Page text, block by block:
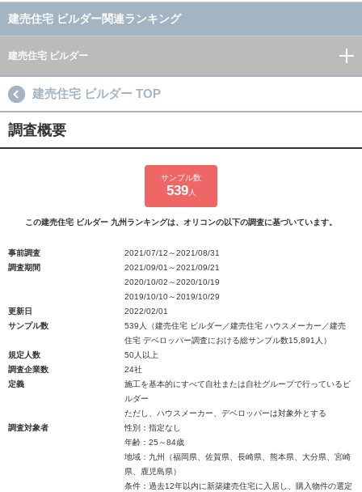
建売住宅 ビルダー関連ランキング
建売住宅 ビルダー
建売住宅 ビルダー TOP
調査概要
サンプル数
539人
この建売住宅 ビルダー 九州ランキングは、オリコンの以下の調査に基づいています。
事前調査
2021/07/12～2021/08/31
調査期間
2021/09/01～2021/09/21
2020/10/02～2020/10/19
2019/10/10～2019/10/29
更新日
2022/02/01
サンプル数
539人（建売住宅 ビルダー／建売住宅 ハウスメーカー／建売
住宅 デベロッパー調査における総サンプル数15,891人）
規定人数
50人以上
調査企業数
24社
定義
施工を基本的にすべて自社または自社グループで行っているビ
ルダー
ただし、ハウスメーカー、デベロッパーは対象外とする
調査対象者
性別：指定なし
年齢：25～84歳
地域：九州（福岡県、佐賀県、長崎県、熊本県、大分県、宮崎
県、鹿児島県）
条件：過去12年以内に新築建売住宅に入居し、購入物件の選定